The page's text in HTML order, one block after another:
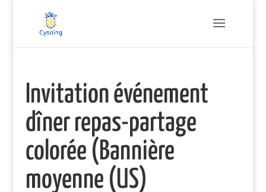
Invitation événement
dîner repas-partage
colorée (Bannière
moyenne (US)